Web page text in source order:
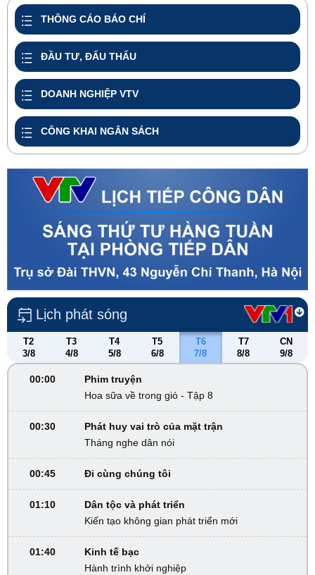
THÔNG CÁO BÁO CHÍ
ĐẦU TƯ, ĐẤU THẤU
DOANH NGHIỆP VTV
CÔNG KHAI NGÂN SÁCH
Lịch phát sóng
T2
3/8
T3
4/8
T4
5/8
T5
6/8
T6
7/8
T7
8/8
CN
9/8
00:00
Phim truyện
Hoa sữa về trong gió - Tập 8
00:30
Phát huy vai trò của mặt trận
Tháng nghe dân nói
00:45 Đi cùng chúng tôi
01:10
Dân tộc và phát triển
Kiến tạo không gian phát triển mới
01:40
Kinh tế bạc
Hành trình khởi nghiệp